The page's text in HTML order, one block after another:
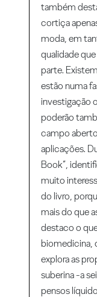
também
cortiça
moda, em
qualidade
parte.
estão numa
investigação
poderão
campo
aplicações.
Book”,
muito
do livro,
mais do que
destaco o
biomedicina,
explora as
suberina -a
pensos